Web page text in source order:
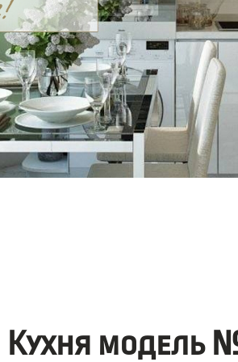
Кухня модель